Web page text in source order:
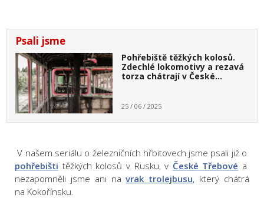
Psali jsme
Pohřebiště těžkých kolosů.
Zdechlé lokomotivy a rezavá
torza chátrají v České…
25 / 06 / 2025
V našem seriálu o železničních hřbitovech jsme psali již o
pohřebišti těžkých kolosů v Rusku, v České Třebové a
nezapomněli jsme ani navrak trolejbusu, který chátrá
na Kokořínsku.